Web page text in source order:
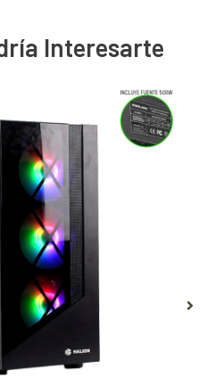
Interesarte